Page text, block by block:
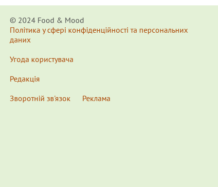
© 2024 Food & Мood
Політика у сфері конфіденційності та персональних
даних
Угода користувача
Редакція
Зворотній зв'язок
Реклама